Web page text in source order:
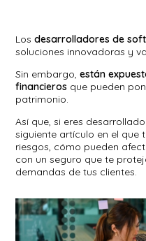
Losdesarrolladores de
soluciones innovadoras y
Sin embargo,están
financieros que pueden
patrimonio.
Así que, si eres
siguiente artículo en el que
riesgos, cómo pueden
con un seguro que te
demandas de tus clientes.